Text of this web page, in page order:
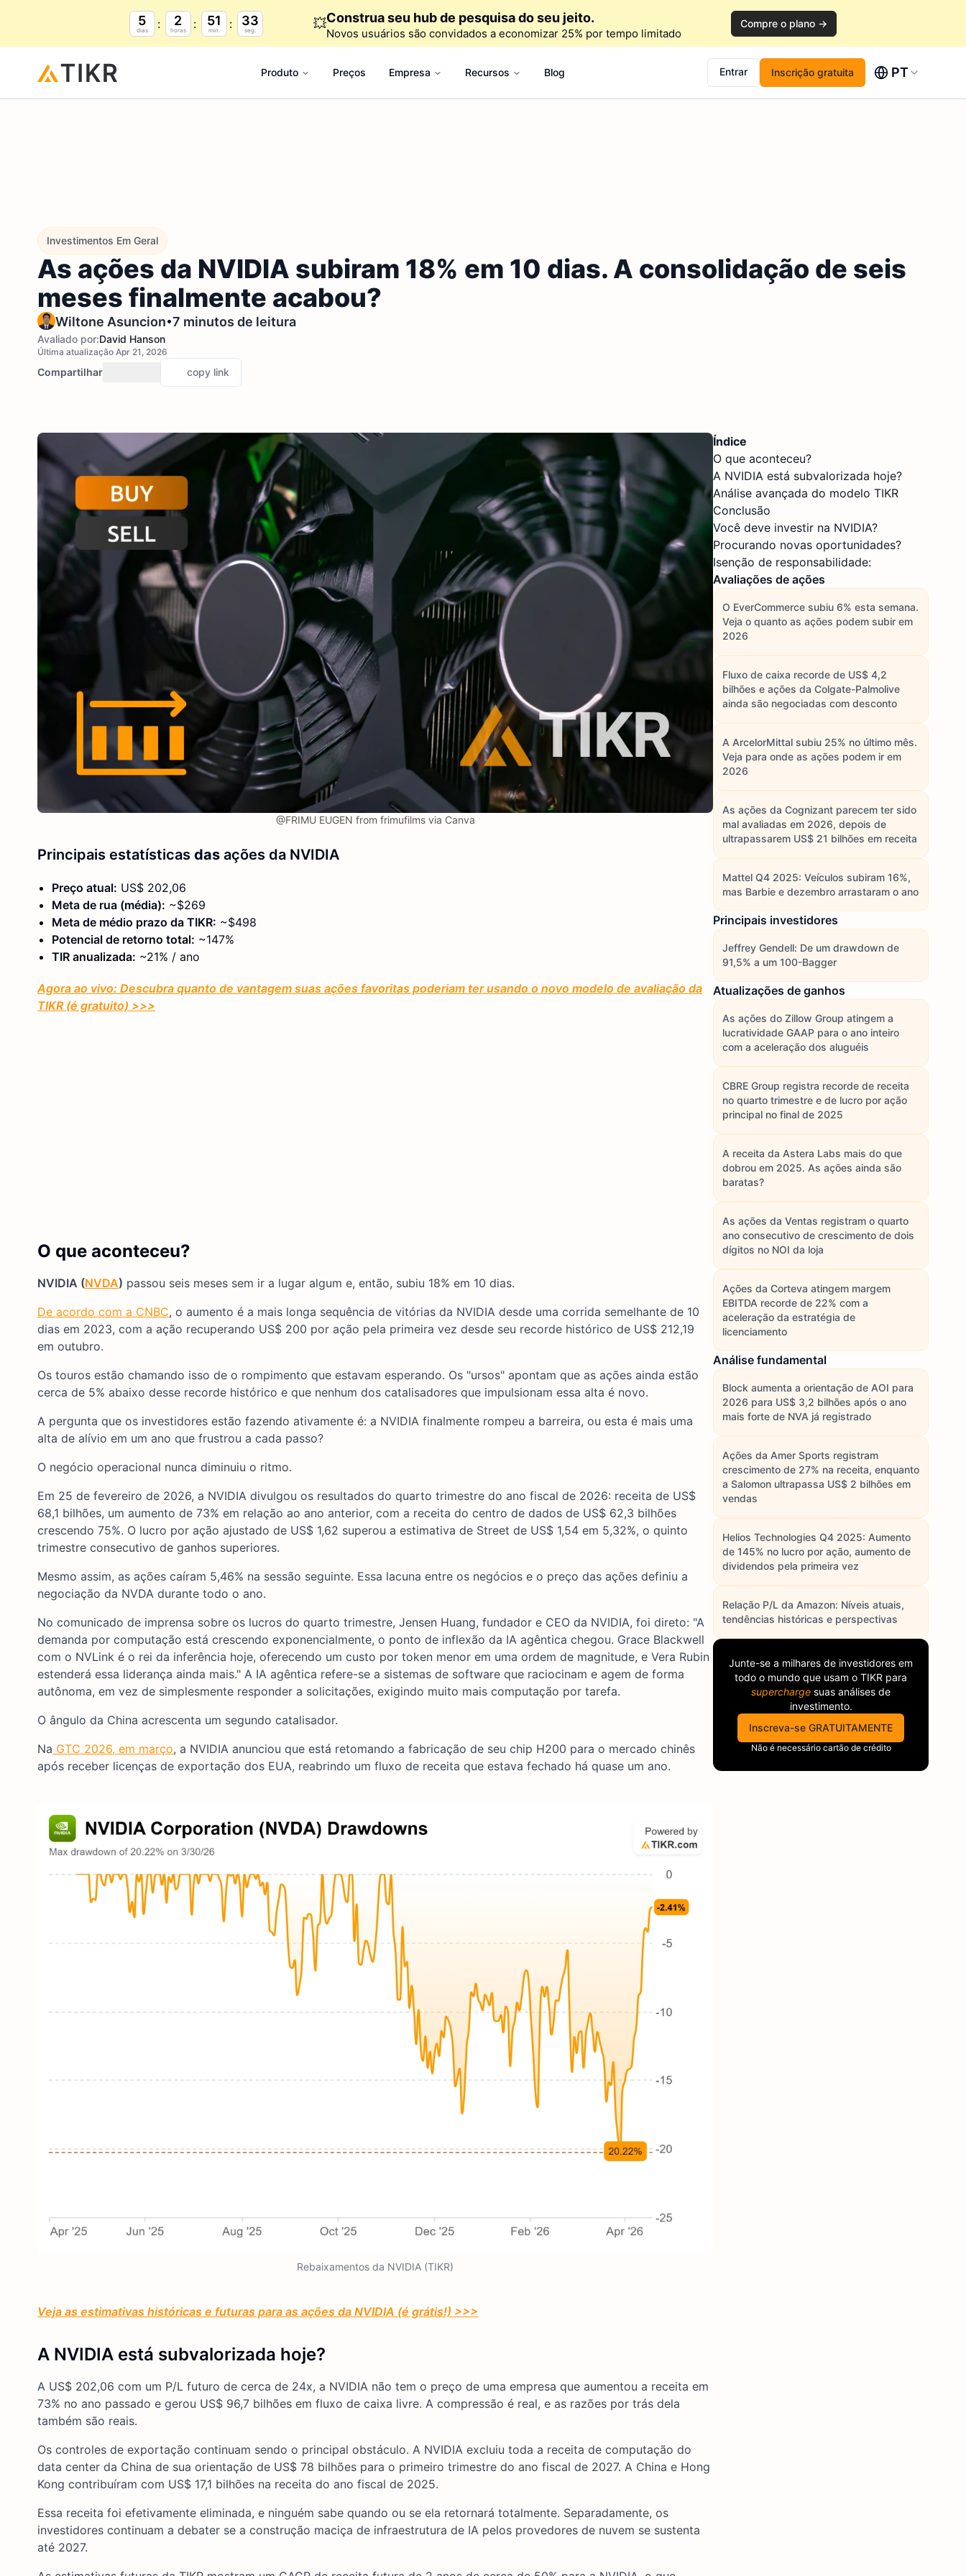
5
dias
2
horas
51
min.
32
seg. 💥Construa seu hub de pesquisa do seu jeito.
Novos usuários são convidados a economizar 25% por tempo limitado
Compre o plano →
Produto Preços Empresa Recursos Blog Entrar Inscrição gratuita PT
Investimentos Em Geral
As ações da NVIDIA subiram 18% em 10 dias. A consolidação de seis
meses finalmente acabou?
Wiltone Asuncion•7 minutos de leitura
Avaliado por:David Hanson
Última atualização Apr 21, 2026
Compartilhar copy link
@FRIMU EUGEN from frimufilms via Canva
Principais estatísticas das ações da NVIDIA
Preço atual: US$ 202,06
Meta de rua (média): ~$269
Meta de médio prazo da TIKR: ~$498
Potencial de retorno total: ~147%
TIR anualizada: ~21% / ano
Agora ao vivo: Descubra quanto de vantagem suas ações favoritas poderiam ter usando o novo modelo de avaliação da
TIKR (é gratuito) >>>
O que aconteceu?
NVIDIA (NVDA) passou seis meses sem ir a lugar algum e, então, subiu 18% em 10 dias.
De acordo com a CNBC, o aumento é a mais longa sequência de vitórias da NVIDIA desde uma corrida semelhante de 10
dias em 2023, com a ação recuperando US$ 200 por ação pela primeira vez desde seu recorde histórico de US$ 212,19
em outubro.
Os touros estão chamando isso de o rompimento que estavam esperando. Os "ursos" apontam que as ações ainda estão
cerca de 5% abaixo desse recorde histórico e que nenhum dos catalisadores que impulsionam essa alta é novo.
A pergunta que os investidores estão fazendo ativamente é: a NVIDIA finalmente rompeu a barreira, ou esta é mais uma
alta de alívio em um ano que frustrou a cada passo?
O negócio operacional nunca diminuiu o ritmo.
Em 25 de fevereiro de 2026, a NVIDIA divulgou os resultados do quarto trimestre do ano fiscal de 2026: receita de US$
68,1 bilhões, um aumento de 73% em relação ao ano anterior, com a receita do centro de dados de US$ 62,3 bilhões
crescendo 75%. O lucro por ação ajustado de US$ 1,62 superou a estimativa de Street de US$ 1,54 em 5,32%, o quinto
trimestre consecutivo de ganhos superiores.
Mesmo assim, as ações caíram 5,46% na sessão seguinte. Essa lacuna entre os negócios e o preço das ações definiu a
negociação da NVDA durante todo o ano.
No comunicado de imprensa sobre os lucros do quarto trimestre, Jensen Huang, fundador e CEO da NVIDIA, foi direto: "A
demanda por computação está crescendo exponencialmente, o ponto de inflexão da IA agêntica chegou. Grace Blackwell
com o NVLink é o rei da inferência hoje, oferecendo um custo por token menor em uma ordem de magnitude, e Vera Rubin
estenderá essa liderança ainda mais." A IA agêntica refere-se a sistemas de software que raciocinam e agem de forma
autônoma, em vez de simplesmente responder a solicitações, exigindo muito mais computação por tarefa.
O ângulo da China acrescenta um segundo catalisador.
Na GTC 2026, em março, a NVIDIA anunciou que está retomando a fabricação de seu chip H200 para o mercado chinês
após receber licenças de exportação dos EUA, reabrindo um fluxo de receita que estava fechado há quase um ano.
Rebaixamentos da NVIDIA (TIKR)
Veja as estimativas históricas e futuras para as ações da NVIDIA (é grátis!) >>>
A NVIDIA está subvalorizada hoje?
A US$ 202,06 com um P/L futuro de cerca de 24x, a NVIDIA não tem o preço de uma empresa que aumentou a receita em
73% no ano passado e gerou US$ 96,7 bilhões em fluxo de caixa livre. A compressão é real, e as razões por trás dela
também são reais.
Os controles de exportação continuam sendo o principal obstáculo. A NVIDIA excluiu toda a receita de computação do
data center da China de sua orientação de US$ 78 bilhões para o primeiro trimestre do ano fiscal de 2027. A China e Hong
Kong contribuíram com US$ 17,1 bilhões na receita do ano fiscal de 2025.
Essa receita foi efetivamente eliminada, e ninguém sabe quando ou se ela retornará totalmente. Separadamente, os
investidores continuam a debater se a construção maciça de infraestrutura de IA pelos provedores de nuvem se sustenta
até 2027.
Índice
O que aconteceu?
A NVIDIA está subvalorizada hoje?
Análise avançada do modelo TIKR
Conclusão
Você deve investir na NVIDIA?
Procurando novas oportunidades?
Isenção de responsabilidade:
Avaliações de ações
O EverCommerce subiu 6% esta semana.
Veja o quanto as ações podem subir em
2026
Fluxo de caixa recorde de US$ 4,2
bilhões e ações da Colgate-Palmolive
ainda são negociadas com desconto
A ArcelorMittal subiu 25% no último mês.
Veja para onde as ações podem ir em
2026
As ações da Cognizant parecem ter sido
mal avaliadas em 2026, depois de
ultrapassarem US$ 21 bilhões em receita
Mattel Q4 2025: Veículos subiram 16%,
mas Barbie e dezembro arrastaram o ano
Principais investidores
Jeffrey Gendell: De um drawdown de
91,5% a um 100-Bagger
Atualizações de ganhos
As ações do Zillow Group atingem a
lucratividade GAAP para o ano inteiro
com a aceleração dos aluguéis
CBRE Group registra recorde de receita
no quarto trimestre e de lucro por ação
principal no final de 2025
A receita da Astera Labs mais do que
dobrou em 2025. As ações ainda são
baratas?
As ações da Ventas registram o quarto
ano consecutivo de crescimento de dois
dígitos no NOI da loja
Ações da Corteva atingem margem
EBITDA recorde de 22% com a
aceleração da estratégia de
licenciamento
Análise fundamental
Block aumenta a orientação de AOI para
2026 para US$ 3,2 bilhões após o ano
mais forte de NVA já registrado
Ações da Amer Sports registram
crescimento de 27% na receita, enquanto
a Salomon ultrapassa US$ 2 bilhões em
vendas
Helios Technologies Q4 2025: Aumento
de 145% no lucro por ação, aumento de
dividendos pela primeira vez
Relação P/L da Amazon: Níveis atuais,
tendências históricas e perspectivas
Junte-se a milhares de investidores em
todo o mundo que usam o TIKR para
supercharge suas análises de
investimento.
Inscreva-se GRATUITAMENTE
Não é necessário cartão de crédito